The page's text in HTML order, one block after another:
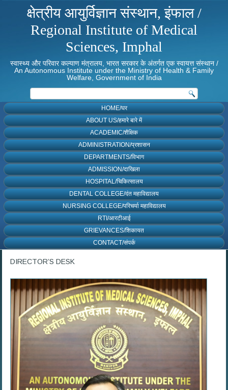
क्षेत्रीय आयुर्विज्ञान संस्थान, इंफाल /
Regional Institute of Medical
Sciences, Imphal
स्वास्थ्य और परिवार कल्याण मंत्रालय, भारत सरकार के अंतर्गत एक स्वायत्त संस्थान /
An Autonomous Institute under the Ministry of Health & Family
Welfare, Government of India
HOME/घर
ABOUT US/हमारे बारे में
ACADEMIC/शैक्षिक
ADMINISTRATION/प्रशासन
DEPARTMENTS/विभाग
ADMISSION/दाखिला
HOSPITAL/चिकित्सालय
DENTAL COLLEGE/दंत महाविद्यालय
NURSING COLLEGE/परिचर्या महाविद्यालय
RTI/आरटीआई
GRIEVANCES/शिकायत
CONTACT/संपर्क
DIRECTOR’S DESK